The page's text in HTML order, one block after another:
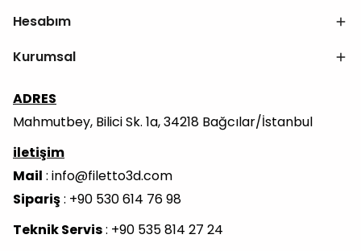
Hesabım
Kurumsal
ADRES
Mahmutbey, Bilici Sk. 1a, 34218 Bağcılar/İstanbul
iletişim
Mail : info@filetto3d.com
Sipariş: +90 530 614 76 98
Teknik Servis: +90 535 814 27 24